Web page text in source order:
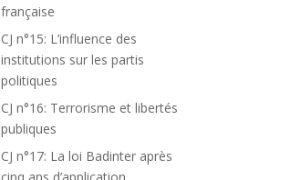
française
CJ n°15: L’influence des
institutions sur les partis
politiques
CJ n°16: Terrorisme et libertés
publiques
CJ n°17: La loi Badinter après